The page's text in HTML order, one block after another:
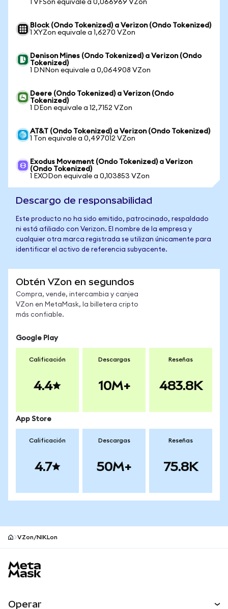
1 VFSon equivale a 0,066969 VZon
Block (Ondo Tokenized) a Verizon (Ondo Tokenized)
1 XYZon equivale a 1,6270 VZon
Denison Mines (Ondo Tokenized) a Verizon (Ondo
Tokenized)
1 DNNon equivale a 0,064908 VZon
Deere (Ondo Tokenized) a Verizon (Ondo
Tokenized)
1 DEon equivale a 12,7152 VZon
AT&T (Ondo Tokenized) a Verizon (Ondo Tokenized)
1 Ton equivale a 0,497012 VZon
Exodus Movement (Ondo Tokenized) a Verizon
(Ondo Tokenized)
1 EXODon equivale a 0,103853 VZon
Descargo de responsabilidad
Este producto no ha sido emitido, patrocinado, respaldado
ni está afiliado con Verizon. El nombre de la empresa y
cualquier otra marca registrada se utilizan únicamente para
identificar el activo de referencia subyacente.
Obtén VZon en segundos
Compra, vende, intercambia y canjea
VZon en MetaMask, la billetera cripto
más confiable.
Google Play
Calificación
4.4
Descargas
10M+
Reseñas
483.8K
App Store
Calificación
4.7
Descargas
50M+
Reseñas
75.8K
VZon/NIKLon
Operar